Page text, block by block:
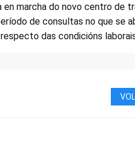
marcha do novo centro de
de consultas no que se
das condicións